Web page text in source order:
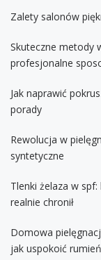
Zalety salonów
Skuteczne metody
profesjonalne
Jak naprawić
porady
Rewolucja w
syntetyczne
Tlenki żelaza w
realnie chronił
Domowa
jak uspokoić